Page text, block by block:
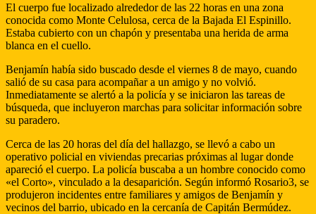
El cuerpo fue localizado alrededor de las 22 horas en una zona
conocida como Monte Celulosa, cerca de la Bajada El Espinillo.
Estaba cubierto con un chapón y presentaba una herida de arma
blanca en el cuello.
Benjamín había sido buscado desde el viernes 8 de mayo, cuando
salió de su casa para acompañar a un amigo y no volvió.
Inmediatamente se alertó a la policía y se iniciaron las tareas de
búsqueda, que incluyeron marchas para solicitar información sobre
su paradero.
Cerca de las 20 horas del día del hallazgo, se llevó a cabo un
operativo policial en viviendas precarias próximas al lugar donde
apareció el cuerpo. La policía buscaba a un hombre conocido como
«el Corto», vinculado a la desaparición. Según informó Rosario3, se
produjeron incidentes entre familiares y amigos de Benjamín y
vecinos del barrio, ubicado en la cercanía de Capitán Bermúdez.